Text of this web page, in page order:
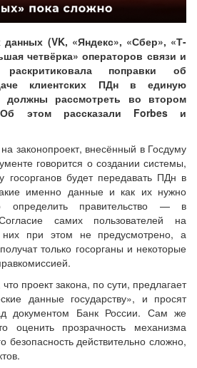
(VK, «Яндекс», «Сбер», «Т-
четвёрка» операторов связи и
поправки об
клиентских ПДн в единую
должны рассмотреть во втором
этом рассказали Forbes и
законопроект, внесённый в Госдуму
говорится о создании системы,
госорганов будет передавать ПДн в
именно данные и как их нужно
определить правительство — в
самих пользователей на
при этом не предусмотрено, а
только госорганы и некоторые
проект закона, по сути, предлагает
данные государству», и просят
документом Банк России. Сам же
оценить прозрачность механизма
безопасность действительно сложно,